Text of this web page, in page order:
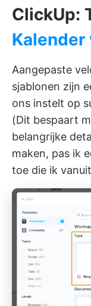
ClickUp:
Kalender
Aangepaste
sjablonen zijn
ons instelt op
(Dit bespaart
belangrijke
maken, pas ik
toe die ik